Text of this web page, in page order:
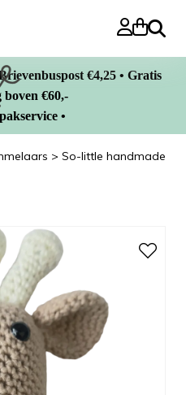
Zoeken
€4,25 • Gratis
boven €60,-
•
> So-little handmade